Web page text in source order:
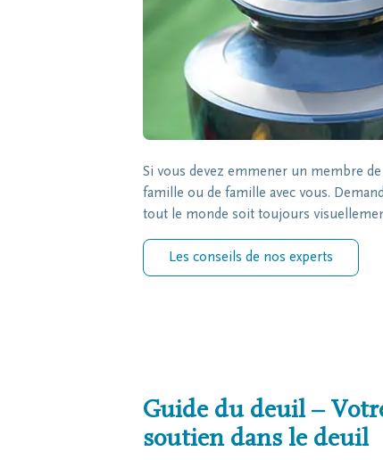
Si vous devez emmener un membre
famille ou de famille avec vous.
tout le monde soit toujours
Les conseils de nos experts
Guide du deuil –
soutien dans le deuil